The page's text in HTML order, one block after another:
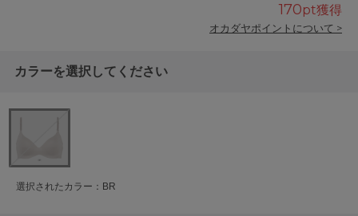
170pt獲得
オカダヤポイントについて >
カラーを選択してください
選択されたカラー：BR